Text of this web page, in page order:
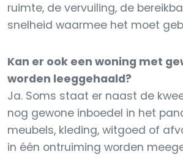
ruimte, de vervuiling, de
snelheid waarmee het moet
Kan er ook een woning met
worden leeggehaald?
Ja. Soms staat er naast de
nog gewone inboedel in het
meubels, kleding, witgoed of
in één ontruiming worden